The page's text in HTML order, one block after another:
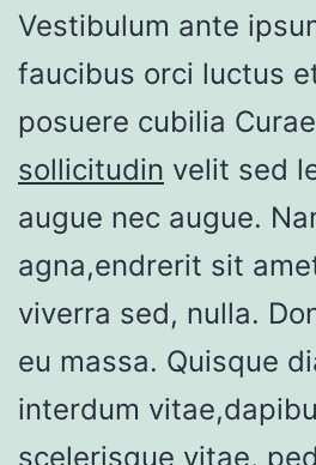
Vestibulum ante
faucibus orci luctus
posuere cubilia
sollicitudin velit sed
augue nec augue.
agna,endrerit sit
viverra sed, nulla.
eu massa. Quisque
interdum
scelerisque vitae,